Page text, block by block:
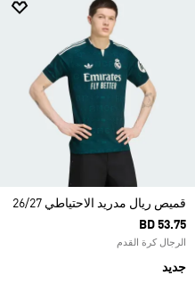
قميص ريال مدريد الاحتياطي 26/27
BD 53.75
الرجال كرة القدم
جديد